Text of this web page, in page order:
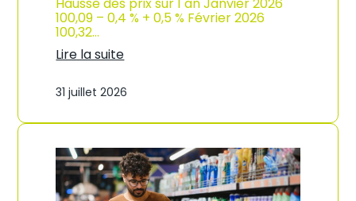
e
’
m
p
r
t
a
t
i
100,09 – 0,4 % + 0,5 % Février 2026
100,32…
Lire la suite
n
i
e
d
e
s
31 juillet 2026